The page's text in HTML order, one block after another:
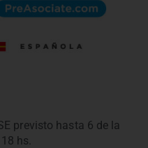
previsto hasta 6 de la
hs.